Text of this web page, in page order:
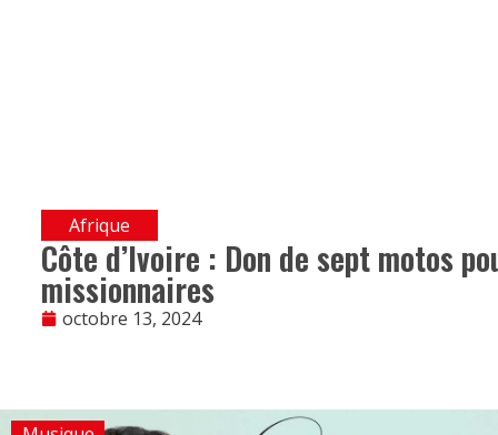
Afrique
Côte d’Ivoire : Don de sept motos
missionnaires
octobre 13, 2024